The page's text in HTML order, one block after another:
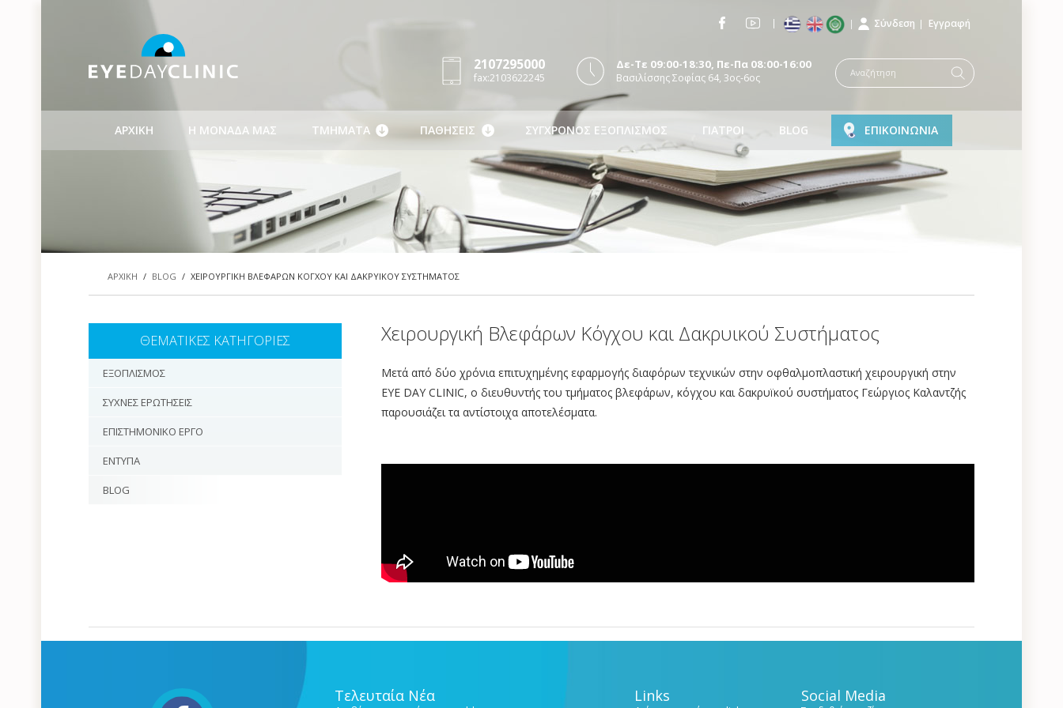
Εγγραφή
Σύνδεση
Δε-Τε 09:00-18:30, Πε-Πα 08:00-16:00
Βασιλίσσης Σοφίας 64, 3ος-6ος
2107295000
fax:2103622245
ΑΡΧΙΚΗ Η ΜΟΝΑΔΑ ΜΑΣ ΤΜΗΜΑΤΑ ΠΑΘΗΣΕΙΣ ΣΥΓΧΡΟΝΟΣ ΕΞΟΠΛΙΣΜΟΣ ΓΙΑΤΡΟΙ BLOG ΕΠΙΚΟΙΝΩΝΙΑ
ΑΡΧΙΚΗ / BLOG / ΧΕΙΡΟΥΡΓΙΚΗ ΒΛΕΦΑΡΩΝ ΚΟΓΧΟΥ ΚΑΙ ΔΑΚΡΥΙΚΟΥ ΣΥΣΤΗΜΑΤΟΣ
ΘΕΜΑΤΙΚΕΣ ΚΑΤΗΓΟΡΙΕΣ
ΕΞΟΠΛΙΣΜΟΣ
ΣΥΧΝΕΣ ΕΡΩΤΗΣΕΙΣ
ΕΠΙΣΤΗΜΟΝΙΚΟ ΕΡΓΟ
ΕΝΤΥΠΑ
BLOG
Χειρουργική Βλεφάρων Κόγχου και Δακρυικού Συστήματος
Μετά από δύο χρόνια επιτυχημένης εφαρμογής διαφόρων τεχνικών στην οφθαλμοπλαστική χειρουργική στην
EYE DAY CLINIC, ο διευθυντής του τμήματος βλεφάρων, κόγχου και δακρυïκού συστήματος Γεώργιος Καλαντζής
παρουσιάζει τα αντίστοιχα αποτελέσματα.
Τελευταία Νέα Links Social Media